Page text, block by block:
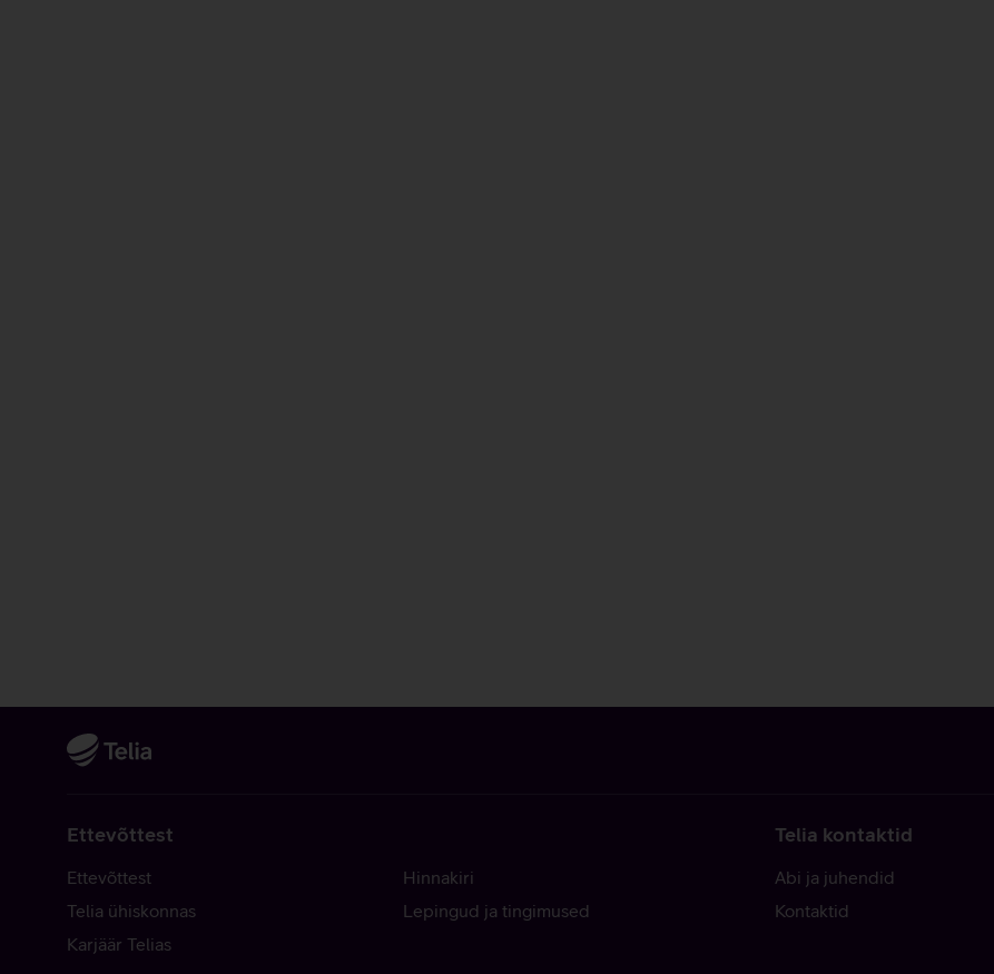
Ettevõttest
Ettevõttest
Telia ühiskonnas
Karjäär Telias
Hinnakiri
Lepingud ja tingimused
Telia kontaktid
Abi ja juhendid
Kontaktid